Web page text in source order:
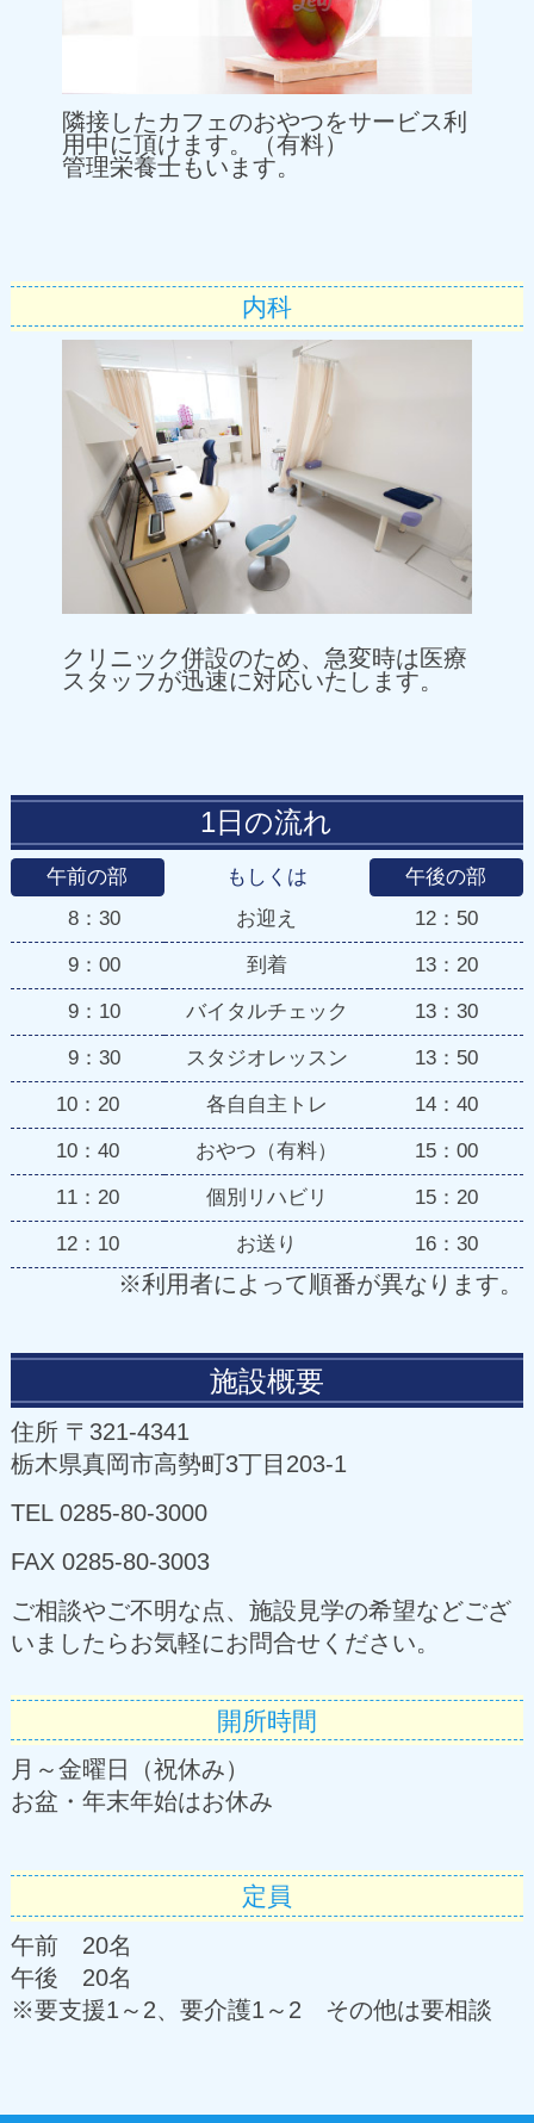
隣接したカフェのおやつをサービス利
用中に頂けます。（有料）
管理栄養士もいます。
内科
クリニック併設のため、急変時は医療
スタッフが迅速に対応いたします。
1日の流れ
午前の部 もしくは
午後の部
8：30
お迎え 12：50
9：00 到着 13：20
9：10 バイタルチェック 13：30
9：30 スタジオレッスン 13：50
10：20 各自自主トレ 14：40
10：40 おやつ（有料） 15：00
11：20 個別リハビリ 15：20
12：10 お送り 16：30
※利用者によって順番が異なります。
施設概要
住所 〒321-4341
栃木県真岡市高勢町3丁目203-1
TEL 0285-80-3000
FAX 0285-80-3003
ご相談やご不明な点、施設見学の希望などござ
いましたらお気軽にお問合せください。
開所時間
月～金曜日（祝休み）
お盆・年末年始はお休み
定員
午前 20名
午後 20名
※要支援1～2、要介護1～2 その他は要相談